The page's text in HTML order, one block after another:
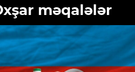
məqalələr